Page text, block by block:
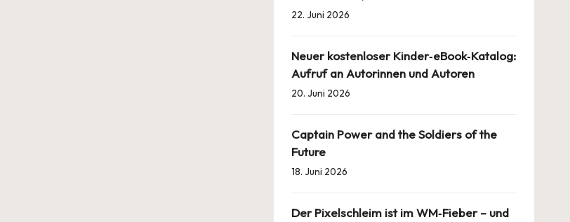
22. Juni 2026
Neuer kostenloser Kinder‑eBook‑Katalog:
Aufruf an Autorinnen und Autoren
20. Juni 2026
Captain Power and the Soldiers of the
Future
18. Juni 2026
Der Pixelschleim ist im WM‑Fieber – und